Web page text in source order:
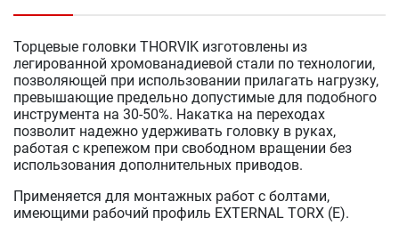
Торцевые головки THORVIK изготовлены из
легированной хромованадиевой стали по технологии,
позволяющей при использовании прилагать нагрузку,
превышающие предельно допустимые для подобного
инструмента на 30-50%. Накатка на переходах
позволит надежно удерживать головку в руках,
работая с крепежом при свободном вращении без
использования дополнительных приводов.
Применяется для монтажных работ с болтами,
имеющими рабочий профиль EXTERNAL TORX (Е).